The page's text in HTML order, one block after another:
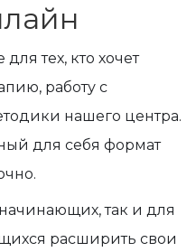
тех, кто хочет
работу с
нашего центра.
для себя формат
так и для
расширить свои